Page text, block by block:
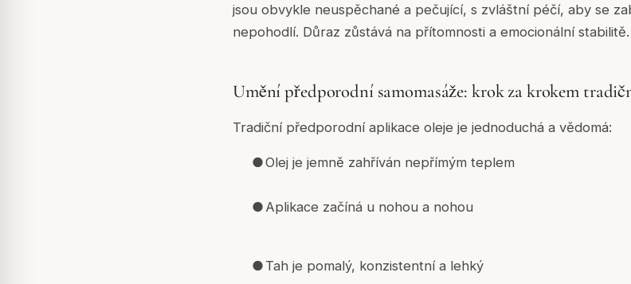
jsou obvykle neuspěchané a pečující, s zvláštní péčí, aby se
nepohodlí. Důraz zůstává na přítomnosti a emocionální stabilitě.
Umění předporodní samomasáže: krok za krokem
Tradiční předporodní aplikace oleje je jednoduchá a vědomá:
●Olej je jemně zahříván nepřímým teplem
● Aplikace začíná u nohou a nohou
● Tah je pomalý, konzistentní a lehký